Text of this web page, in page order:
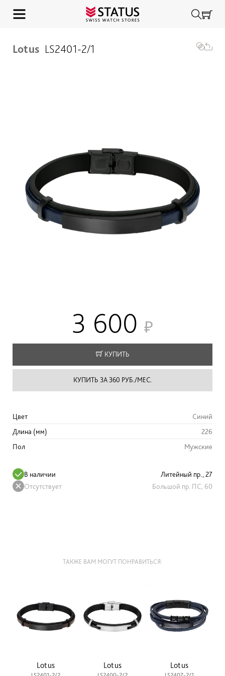
Lotus LS2401-2/1
3 600
КУПИТЬ
КУПИТЬ ЗА 360 РУБ./МЕС.
Цвет
Синий
Длина (мм)
226
Пол
Мужские
В наличии
Литейный пр., 27
Отсутствует
Большой пр. ПС, 60
ТАКЖЕ ВАМ МОГУТ ПОНРАВИТЬСЯ:
Lotus Lotus Lotus